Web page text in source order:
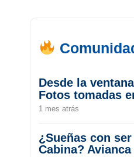
Desde la
Fotos tomadas
1 mes atrás
¿Sueñas con
Cabina?